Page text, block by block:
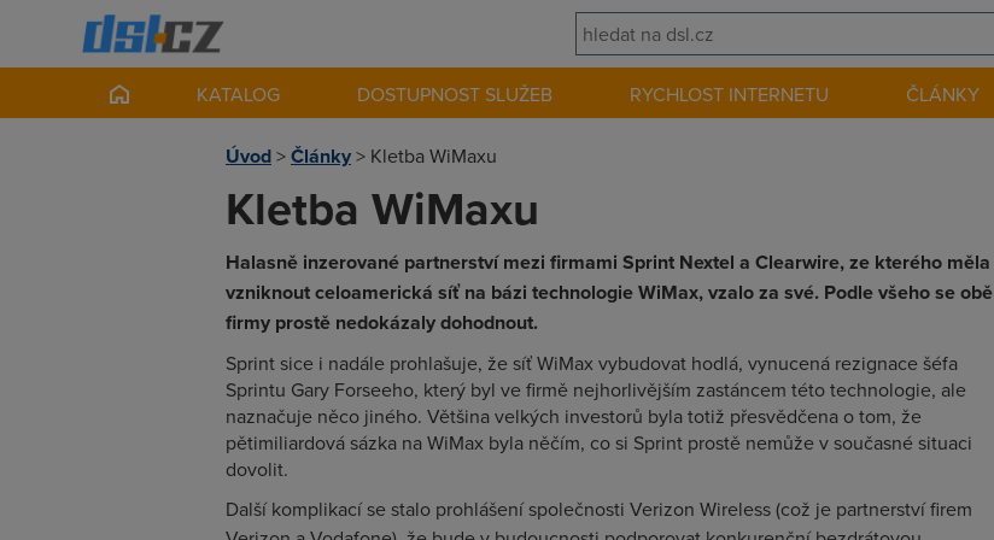
KATALOG DOSTUPNOST SLUŽEB RYCHLOST INTERNETU ČLÁNKY
Úvod>Články> Kletba WiMaxu
Kletba WiMaxu
Halasně inzerované partnerství mezi firmami Sprint Nextel a Clearwire, ze kterého měla
vzniknout celoamerická síť na bázi technologie WiMax, vzalo za své. Podle všeho se obě
firmy prostě nedokázaly dohodnout.
Sprint sice i nadále prohlašuje, že síť WiMax vybudovat hodlá, vynucená rezignace šéfa
Sprintu Gary Forseeho, který byl ve firmě nejhorlivějším zastáncem této technologie, ale
naznačuje něco jiného. Většina velkých investorů byla totiž přesvědčena o tom, že
pětimiliardová sázka na WiMax byla něčím, co si Sprint prostě nemůže v současné situaci
dovolit.
Další komplikací se stalo prohlášení společnosti Verizon Wireless (což je partnerství firem